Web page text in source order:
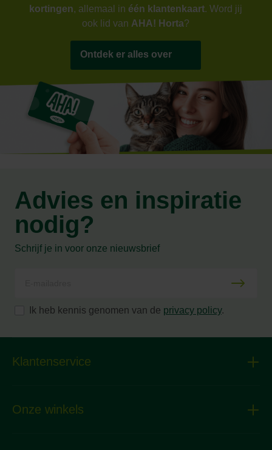
kortingen, allemaal in één klantenkaart. Word jij
ook lid van AHA! Horta?
Ontdek er alles over
Advies en inspiratie
nodig?
Schrijf je in voor onze nieuwsbrief
Ik heb kennis genomen van de privacy policy.
Klantenservice
Onze winkels